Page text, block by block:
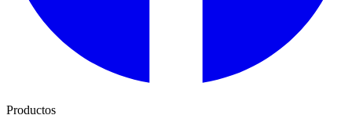
Productos